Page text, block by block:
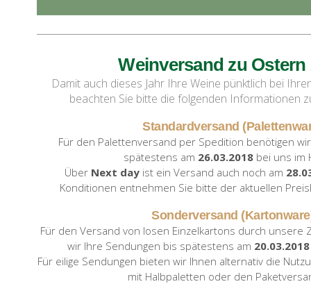
Weinversand zu Ostern
Damit auch dieses Jahr Ihre Weine pünktlich bei
beachten Sie bitte die folgenden Informationen
Standardversand
Für den Palettenversand per Spedition benötigen
spätestens am 26.03.2018 bei uns im
Über Next day ist ein Versand auch noch am
Konditionen entnehmen Sie bitte der aktuellen
Sonderversand
Für den Versand von losen Einzelkartons durch unsere
wir Ihre Sendungen bis spätestens am 20.03.2018
Für eilige Sendungen bieten wir Ihnen alternativ die
mit Halbpaletten oder den